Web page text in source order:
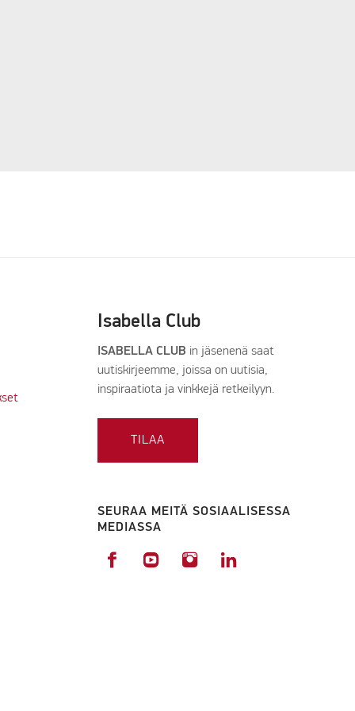
Isabella Club
ISABELLA CLUB in jäsenenä saat
uutiskirjeemme, joissa on uutisia,
inspiraatiota ja vinkkejä retkeilyyn.
TILAA
SEURAA MEITÄ SOSIAALISESSA
MEDIASSA